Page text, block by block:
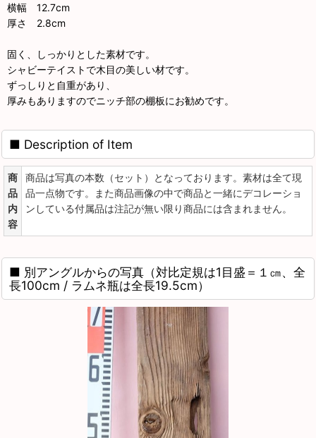
横幅 12.7cm
厚さ 2.8cm
固く、しっかりとした素材です。
シャビーテイストで木目の美しい材です。
ずっしりと自重があり、
厚みもありますのでニッチ部の棚板にお勧めです。
■ Description of Item
商
品
内
容
商品は写真の本数（セット）となっております。素材は全て現
品一点物です。また商品画像の中で商品と一緒にデコレーショ
ンしている付属品は注記が無い限り商品には含まれません。
■ 別アングルからの写真（対比定規は1目盛＝１㎝、全
長100cm / ラムネ瓶は全長19.5cm）